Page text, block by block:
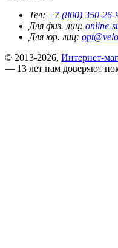
Тел: +7 (800) 350-26-
Для физ. лиц: online-
Для юр. лиц:
© 2013-2026, Интернет-
— 13 лет нам доверяют